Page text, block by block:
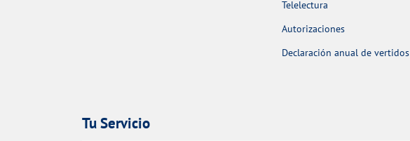
Telelectura
Autorizaciones
Declaración anual de vertidos
Tu Servicio